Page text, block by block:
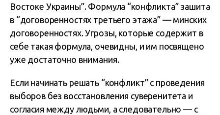
Востоке Украины”. Формула “конфликта” зашита
в “договоренностях третьего этажа” — минских
договоренностях. Угрозы, которые содержит в
себе такая формула, очевидны, и им посвящено
уже достаточно внимания.
Если начинать решать “конфликт” с проведения
выборов без восстановления суверенитета и
согласия между людьми, а следовательно — с